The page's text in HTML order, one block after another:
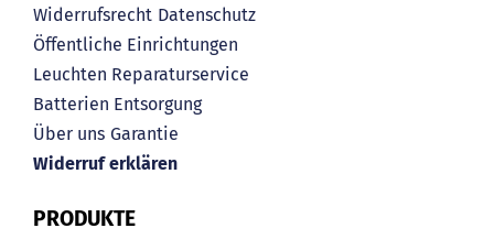
Widerrufsrecht Datenschutz
Öffentliche Einrichtungen
Leuchten Reparaturservice
Batterien Entsorgung
Über uns Garantie
Widerruf erklären
PRODUKTE